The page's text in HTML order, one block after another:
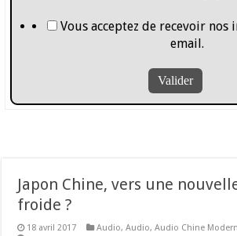
Vous acceptez de recevoir
email.
Japon Chine, vers une
froide ?
18 avril 2017 Audio,Audio,Audio Chine